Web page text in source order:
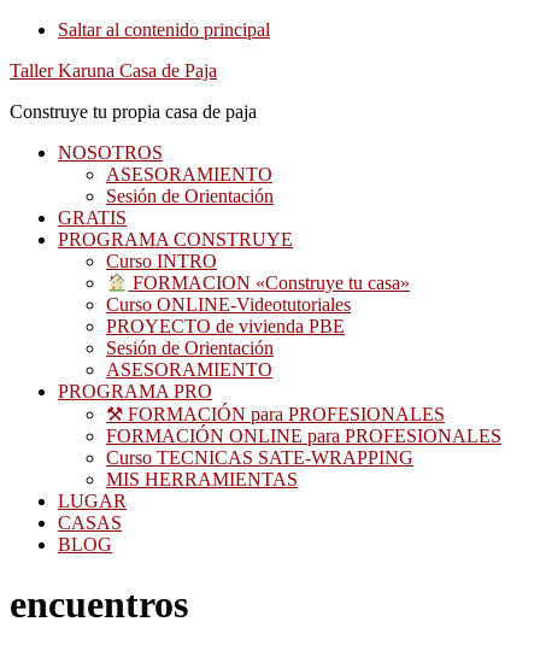
Saltar al contenido principal
Taller Karuna Casa de Paja
Construye tu propia casa de paja
NOSOTROS
ASESORAMIENTO
Sesión de Orientación
GRATIS
PROGRAMA CONSTRUYE
Curso INTRO
FORMACION «Construye tu casa»
Curso ONLINE-Videotutoriales
PROYECTO de vivienda PBE
Sesión de Orientación
ASESORAMIENTO
PROGRAMA PRO
⚒ FORMACIÓN para PROFESIONALES
FORMACIÓN ONLINE para PROFESIONALES
Curso TECNICAS SATE-WRAPPING
MIS HERRAMIENTAS
LUGAR
CASAS
BLOG
encuentros